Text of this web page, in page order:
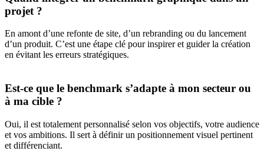
projet ?
En amont d’une refonte de site, d’un rebranding ou du lancement
d’un produit. C’est une étape clé pour inspirer et guider la création
en évitant les erreurs stratégiques.
Est-ce que le benchmark s’adapte à mon secteur ou
à ma cible ?
Oui, il est totalement personnalisé selon vos objectifs, votre audience
et vos ambitions. Il sert à définir un positionnement visuel pertinent
et différenciant.